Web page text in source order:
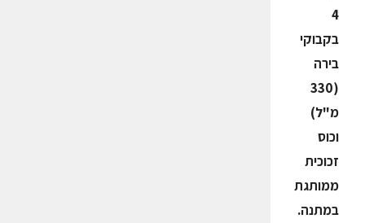
4
בקבוקי
בירה
(330
מ"ל)
וכוס
זכוכית
ממותגת
במתנה.